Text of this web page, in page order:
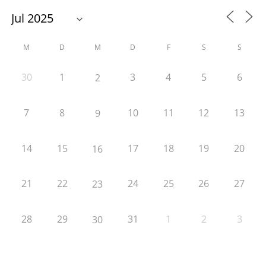
M D M D F S S
30 1 2 3 4 5 6
7 8 9 10 11 12 13
14 15 16 17 18 19 20
21 22 23 24 25 26 27
28 29 30 31 1 2 3